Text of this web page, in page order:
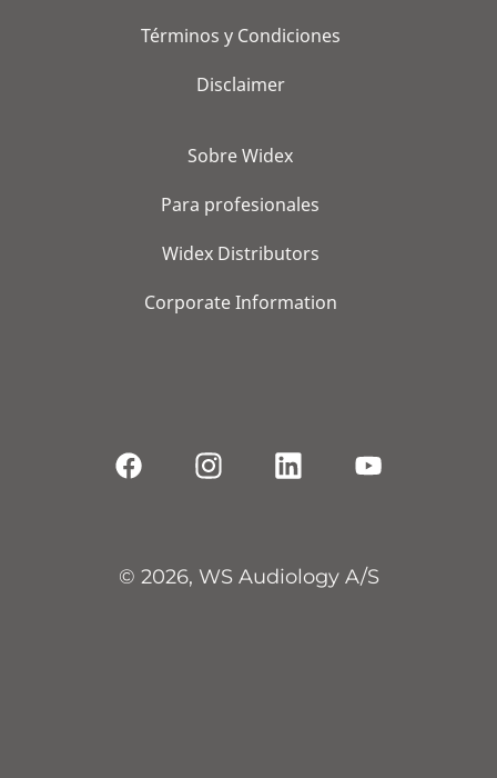
Términos y Condiciones
Disclaimer
Sobre Widex
Para profesionales
Widex Distributors
Corporate Information
© 2026, WS Audiology A/S